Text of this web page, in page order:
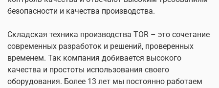
безопасности и качества производства.
Складская техника производства TOR – это сочетание
современных разработок и решений, проверенных
временем. Так компания добивается высокого
качества и простоты использования своего
оборудования. Более 13 лет мы постоянно работаем